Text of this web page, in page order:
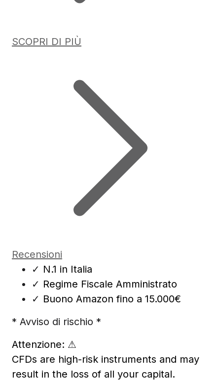
SCOPRI DI PIÙ
Recensioni
✓ N.1 in Italia
✓ Regime Fiscale Amministrato
✓ Buono Amazon fino a 15.000€
* Avviso di rischio *
Attenzione: ⚠
CFDs are high-risk instruments and may
result in the loss of all your capital.